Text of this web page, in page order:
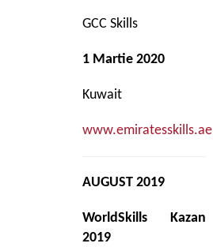
GCC Skills
1 Martie 2020
Kuwait
www.emiratesskills.ae
AUGUST 2019
WorldSkills Kazan
2019